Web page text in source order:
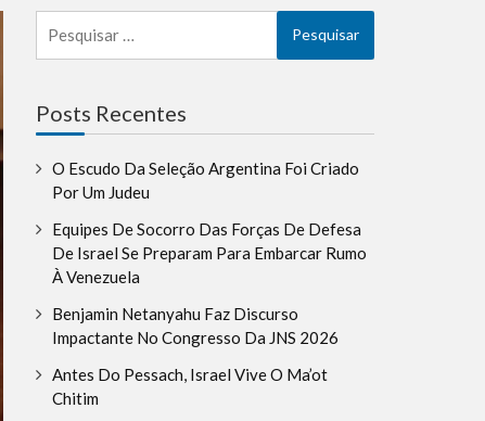
por:
Posts Recentes
O Escudo Da Seleção Argentina Foi Criado
Por Um Judeu
Equipes De Socorro Das Forças De Defesa
De Israel Se Preparam Para Embarcar Rumo
À Venezuela
Benjamin Netanyahu Faz Discurso
Impactante No Congresso Da JNS 2026
Antes Do Pessach, Israel Vive O Ma’ot
Chitim